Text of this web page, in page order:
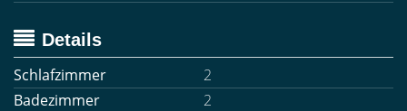
Details
Schlafzimmer
2
Badezimmer
2